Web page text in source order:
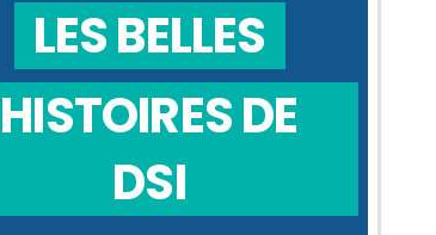
LES BELLES
HISTOIRES DE
DSI